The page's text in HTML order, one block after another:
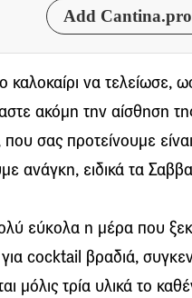
Add
καλοκαίρι να τελείωσε,
ακόμη την αίσθηση τ
που σας προτείνουμε
ανάγκη, ειδικά τα
εύκολα η μέρα που
cocktail βραδιά,
μόλις τρία υλικά το